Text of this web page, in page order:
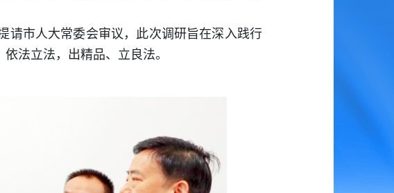
请市人大常委会审议，此次调研旨在深入践行
法立法，出精品、立良法。